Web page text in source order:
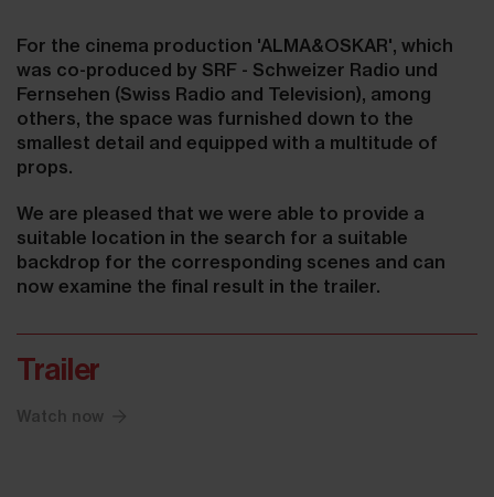
For the cinema production 'ALMA&OSKAR', which
was co-produced by SRF - Schweizer Radio und
Fernsehen (Swiss Radio and Television), among
others, the space was furnished down to the
smallest detail and equipped with a multitude of
props.
We are pleased that we were able to provide a
suitable location in the search for a suitable
backdrop for the corresponding scenes and can
now examine the final result in the trailer.
Trailer
Watch now